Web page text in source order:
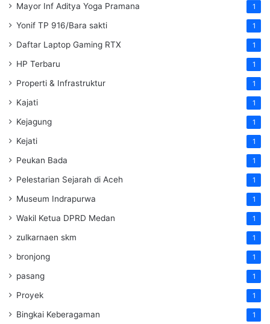
Mayor Inf Aditya Yoga Pramana 1
Yonif TP 916/Bara sakti 1
Daftar Laptop Gaming RTX 1
HP Terbaru 1
Properti & Infrastruktur 1
Kajati 1
Kejagung 1
Kejati 1
Peukan Bada 1
Pelestarian Sejarah di Aceh 1
Museum Indrapurwa 1
Wakil Ketua DPRD Medan 1
zulkarnaen skm 1
bronjong 1
pasang 1
Proyek 1
Bingkai Keberagaman 1